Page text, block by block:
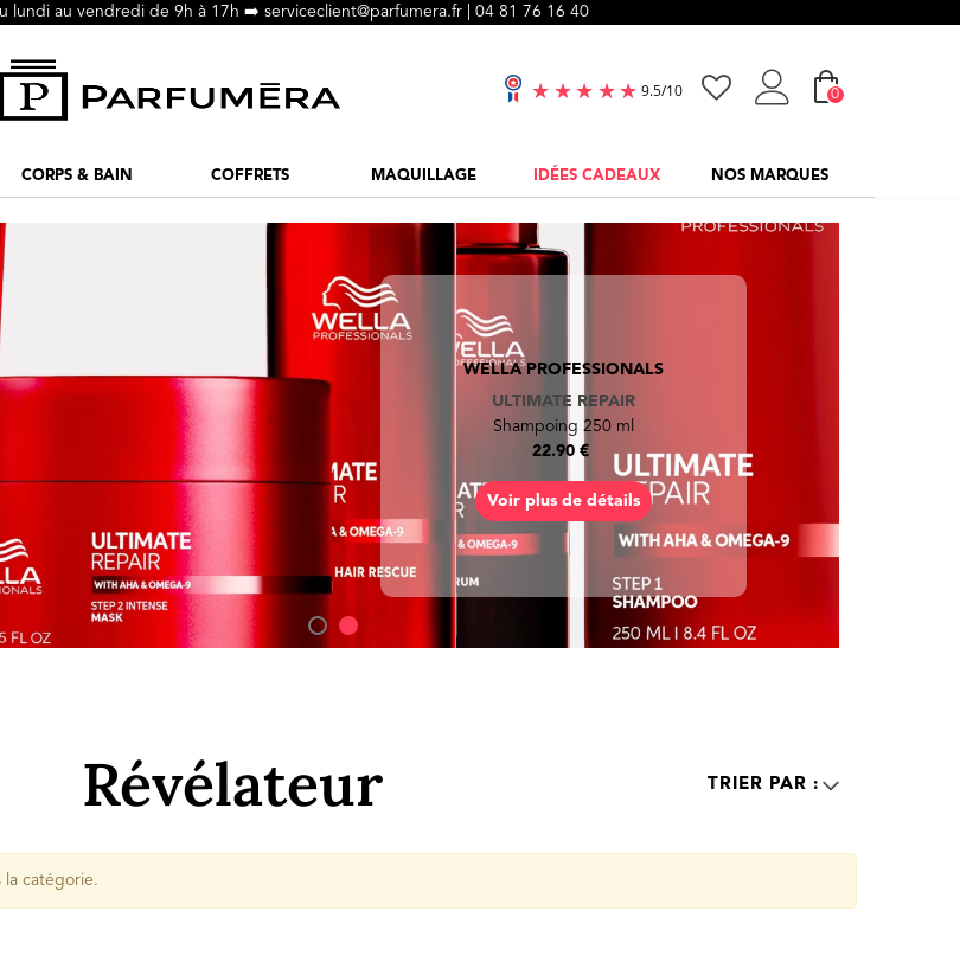
lundi au vendredi de 9h à 17h ➡️ serviceclient@parfumera.fr | 04 81 76 16 40
0
CORPS & BAIN COFFRETS MAQUILLAGE IDÉES CADEAUX NOS MARQUES
Révélateur
la catégorie.